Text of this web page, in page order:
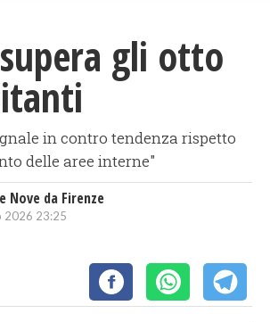
gli otto
in contro tendenza rispetto
delle aree interne"
Nove da Firenze
2026 23:25